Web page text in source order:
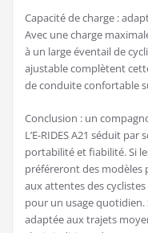
Capacité de charge :
Avec une charge
à un large éventail de
ajustable complètent
de conduite confortable
Conclusion : un
L’E-RIDES A21 séduit
portabilité et fiabilité. Si
préféreront des modèles
aux attentes des
pour un usage
adaptée aux trajets